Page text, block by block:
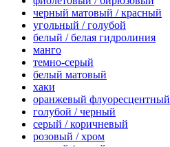
черный матовый / красный
угольный / голубой
белый / белая гидролиния
манго
темно-серый
белый матовый
хаки
оранжевый флуоресцентный
голубой / черный
серый / коричневый
розовый / хром